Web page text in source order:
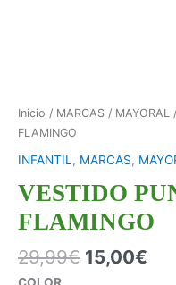
Inicio / MARCAS / MAYORAL
FLAMINGO
INFANTIL , MARCAS,
VESTIDO
FLAMINGO
29,99€ 15,00€